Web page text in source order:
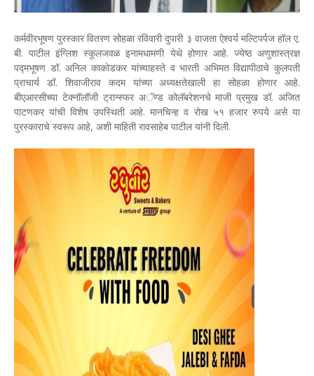
कर्मवीरभूषण पुरस्कार वितरण सोहळा रविवारी दुपारी ३ वाजता ऐश्वर्य मल्टिपर्पज हॉल ए.
बी. पाटील इंग्लिश स्कूलजवळ इनामधामणी येथे होणार आहे. ज्येष्ठ अणुशास्त्रज्ञ
पद्मभूषण डॉ. अनिल काकोडकर यांच्याहस्ते व भारती अभिमत विद्यापीठाचे कुलपती
प्राचार्य डॉ. शिवाजीराव कदम यांच्या अध्यक्षतेखाली हा सोहळा होणार आहे.
बीएआरसीच्या टेक्नॉलॉजी ट्रान्स्फर अॅण्ड कोलॅबरेशनचे माजी प्रमुख डॉ. अजित
पाटणकर यांची विशेष उपस्थिती आहे. मानचिन्ह व रोख ५१ हजार रुपये असे या
पुरस्काराचे स्वरूप आहे, अशी माहिती रावसाहेब पाटील यांनी दिली.